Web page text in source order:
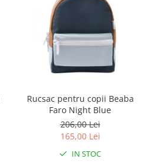
Rucsac pentru copii Beaba
Faro Night Blue
206,00 Lei
165,00 Lei
IN STOC